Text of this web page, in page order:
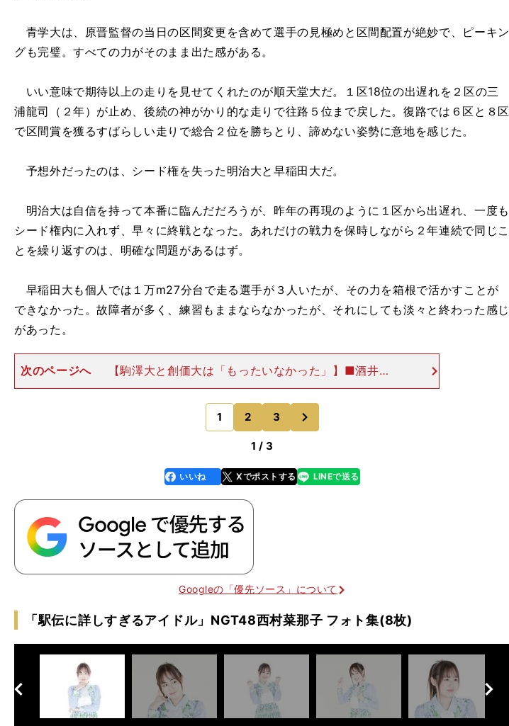
青学大は、原晋監督の当日の区間変更を含めて選手の見極めと区間配置が絶妙で、ピーキン
グも完璧。すべての力がそのまま出た感がある。
いい意味で期待以上の走りを見せてくれたのが順天堂大だ。１区18位の出遅れを２区の三
浦龍司（２年）が止め、後続の神がかり的な走りで往路５位まで戻した。復路では６区と８区
で区間賞を獲るすばらしい走りで総合２位を勝ちとり、諦めない姿勢に意地を感じた。
予想外だったのは、シード権を失った明治大と早稲田大だ。
明治大は自信を持って本番に臨んだだろうが、昨年の再現のように１区から出遅れ、一度も
シード権内に入れず、早々に終戦となった。あれだけの戦力を保時しながら２年連続で同じこ
とを繰り返すのは、明確な問題があるはず。
早稲田大も個人では１万m27分台で走る選手が３人いたが、その力を箱根で活かすことが
できなかった。故障者が多く、練習もままならなかったが、それにしても淡々と終わった感じ
があった。
次のページへ
【駒澤大と創価大は「もったいなかった」】■酒井政
人（スポーツライター）【予想順位】 【実際の順位】１位：青
山学院大 青山学院大２位：駒澤大 順天堂大３位：創価
大 駒澤大
1 2 3
1 / 3
faceboo
k
いいね Xでポストする
line LINEで送る
Googleの「優先ソース」について
「駅伝に詳しすぎるアイドル」NGT48西村菜那子 フォト集(8枚)
次
へ
。
チ
」 、 1 00
」